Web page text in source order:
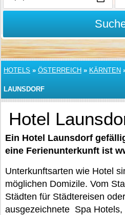
HOTELS » ÖSTERREICH » KÄRNTEN
LAUNSDORF
Hotel
Ein Hotel Launsdorf
eine Ferienunterkunft ist
Unterkunftsarten wie Hotel
möglichen Domizile. Vom
Städten für Städtereisen
ausgezeichnete Spa Hotels,